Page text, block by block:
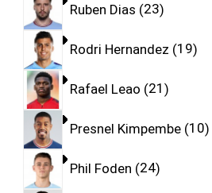
Ruben Dias 23
Rodri Hernandez 19
Rafael Leao 21
Presnel Kimpembe 10
Phil Foden 24